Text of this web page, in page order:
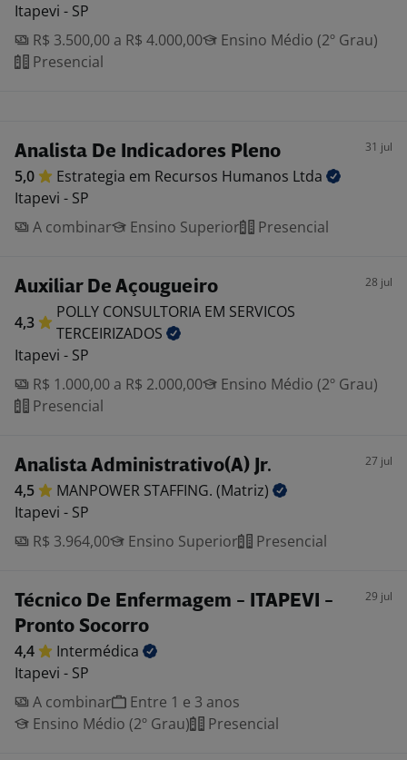
Itapevi - SP
R$ 3.500,00 a R$ 4.000,00
Ensino Médio (2º Grau)
Presencial
Analista De Indicadores Pleno 31 jul
5,0 Estrategia em Recursos Humanos Ltda
Itapevi - SP
A combinar
Ensino Superior Presencial
Auxiliar De Açougueiro 28 jul
4,3
POLLY CONSULTORIA EM SERVICOS
TERCEIRIZADOS
Itapevi - SP
R$ 1.000,00 a R$ 2.000,00
Ensino Médio (2º Grau)
Presencial
Analista Administrativo(A) Jr. 27 jul
4,5 MANPOWER STAFFING. (Matriz)
Itapevi - SP
R$ 3.964,00
Ensino Superior Presencial
Técnico De Enfermagem - ITAPEVI -
Pronto Socorro
29 jul
4,4
Intermédica
Itapevi - SP
A combinar
Entre 1 e 3 anos
Ensino Médio (2º Grau)
Presencial